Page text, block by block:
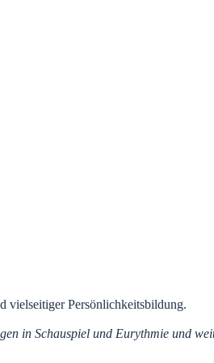
vielseitiger Persönlichkeitsbildung.
in Schauspiel und Eurythmie und